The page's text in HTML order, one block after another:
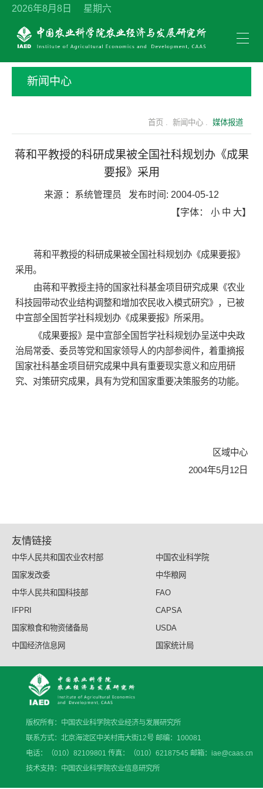
2026年8月8日 星期六
新闻中心
首页 . 新闻中心 . 媒体报道
蒋和平教授的科研成果被全国社科规划办《成果
要报》采用
来源 ： 系统管理员 发布时间: 2004-05-12
【字体： 小 中 大】
蒋和平教授的科研成果被全国社科规划办《成果要报》
采用。
由蒋和平教授主持的国家社科基金项目研究成果《农业
科技园带动农业结构调整和增加农民收入模式研究》，已被
中宣部全国哲学社科规划办《成果要报》所采用。
《成果要报》是中宣部全国哲学社科规划办呈送中央政
治局常委、委员等党和国家领导人的内部参阅件，着重摘报
国家社科基金项目研究成果中具有重要现实意义和应用研
究、对策研究成果，具有为党和国家重要决策服务的功能。
区域中心
2004年5月12日
友情链接
中华人民共和国农业农村部
中国农业科学院
国家发改委
中华粮网
中华人民共和国科技部
FAO
IFPRI
CAPSA
国家粮食和物资储备局
USDA
中国经济信息网
国家统计局
版权所有：中国农业科学院农业经济与发展研究所
联系方式：北京海淀区中关村南大街12号 邮编：100081
电话：（010）82109801 传真：（010）62187545 邮箱：iae@caas.cn
技术支持：中国农业科学院农业信息研究所